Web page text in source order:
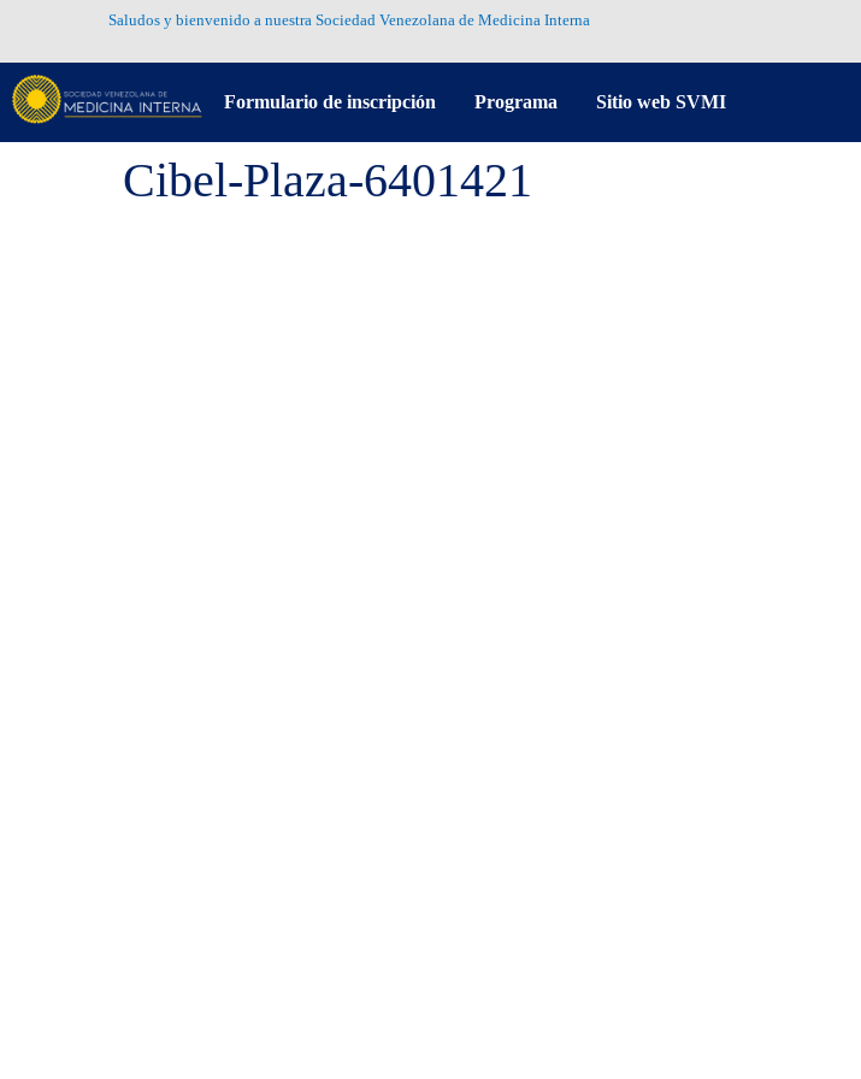
Saludos y bienvenido a nuestra Sociedad Venezolana de Medicina Interna
Formulario de inscripción Programa Sitio web SVMI
Cibel-Plaza-6401421